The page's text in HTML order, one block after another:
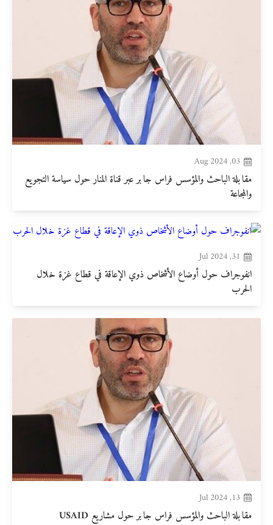
03, Aug 2024
مقابلة الباحث والمؤسس فراس جابر عبر قناة المنار حول سياسة التجويع
والمجاعة
31, Jul 2024
انفوجراف حول أوضاع الأشخاص ذوي الإعاقة في قطاع غزة خلال
الحرب
13, Jul 2024
مقابلة الباحث والمؤسس فراس جابر حول مشاريع USAID